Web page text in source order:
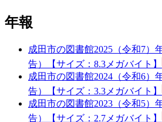
年報
成田市の図書館2025（令和7
告）【サイズ：8.3メガバイト】
成田市の図書館2024（令和6
告）【サイズ：3.3メガバイト】
成田市の図書館2023（令和5
告）【サイズ：2.7メガバイト】